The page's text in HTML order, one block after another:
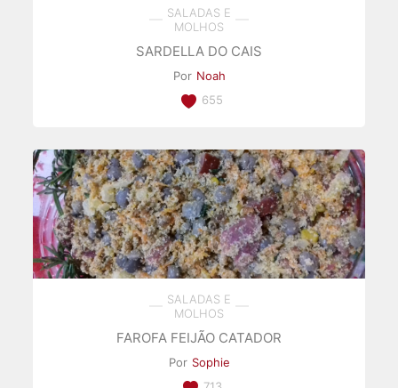
SALADAS E
MOLHOS
SARDELLA DO CAIS
Por Noah
655
SALADAS E
MOLHOS
FAROFA FEIJÃO CATADOR
Por Sophie